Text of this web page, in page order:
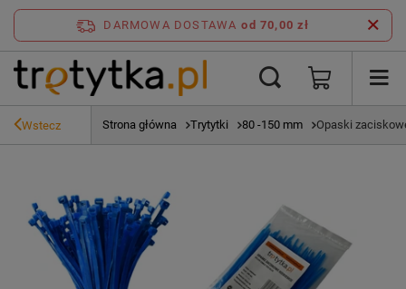
DARMOWA DOSTAWA od 70,00 zł
Wstecz Strona główna Trytytki 80 -150 mm Opaski